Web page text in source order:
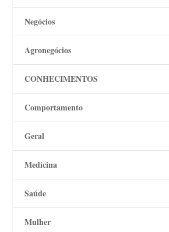
Negócios
Agronegócios
CONHECIMENTOS
Comportamento
Geral
Medicina
Saúde
Mulher